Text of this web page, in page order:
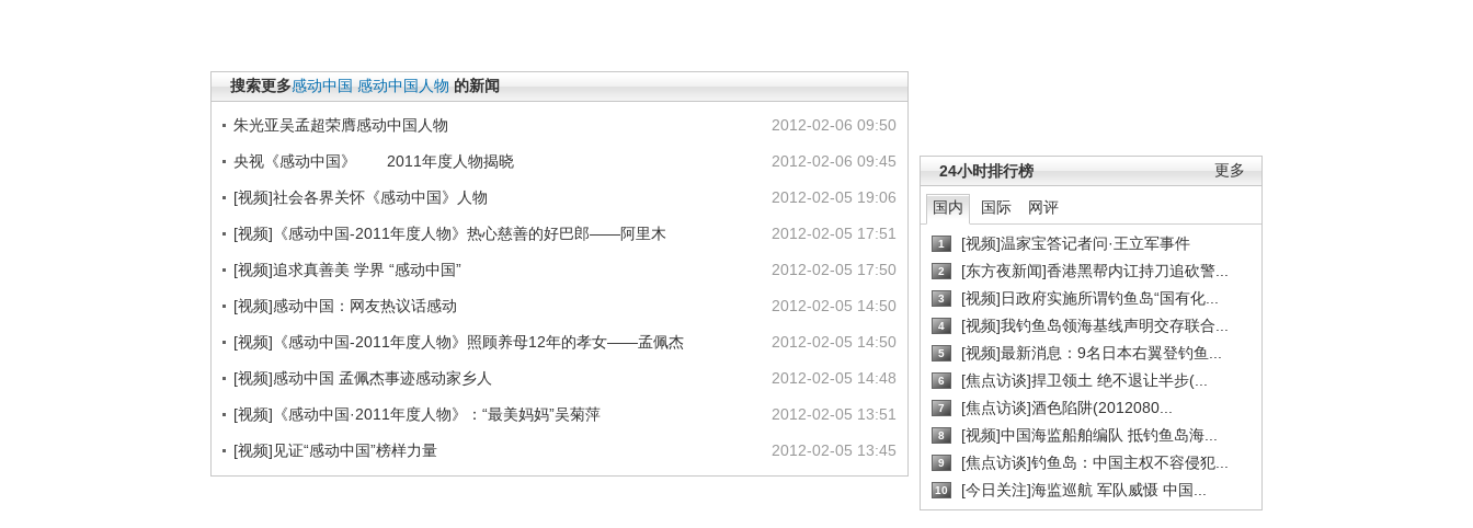
更多
24小时排行榜
国内 国际 网评
1 [视频]温家宝答记者问·王立军事件
2 [东方夜新闻]香港黑帮内讧持刀追砍警...
3 [视频]日政府实施所谓钓鱼岛“国有化...
4 [视频]我钓鱼岛领海基线声明交存联合...
5 [视频]最新消息：9名日本右翼登钓鱼...
6 [焦点访谈]捍卫领土 绝不退让半步(...
7 [焦点访谈]酒色陷阱(2012080...
8 [视频]中国海监船舶编队 抵钓鱼岛海...
9 [焦点访谈]钓鱼岛：中国主权不容侵犯...
10 [今日关注]海监巡航 军队威慑 中国...
搜索更多感动中国 感动中国人物 的新闻
2012-02-06 09:50
朱光亚吴孟超荣膺感动中国人物
2012-02-06 09:45
央视《感动中国》 2011年度人物揭晓
2012-02-05 19:06
[视频]社会各界关怀《感动中国》人物
2012-02-05 17:51
[视频]《感动中国-2011年度人物》热心慈善的好巴郎——阿里木
2012-02-05 17:50
[视频]追求真善美 学界 “感动中国”
2012-02-05 14:50
[视频]感动中国：网友热议话感动
2012-02-05 14:50
[视频]《感动中国-2011年度人物》照顾养母12年的孝女——孟佩杰
2012-02-05 14:48
[视频]感动中国 孟佩杰事迹感动家乡人
2012-02-05 13:51
[视频]《感动中国·2011年度人物》：“最美妈妈”吴菊萍
2012-02-05 13:45
[视频]见证“感动中国”榜样力量